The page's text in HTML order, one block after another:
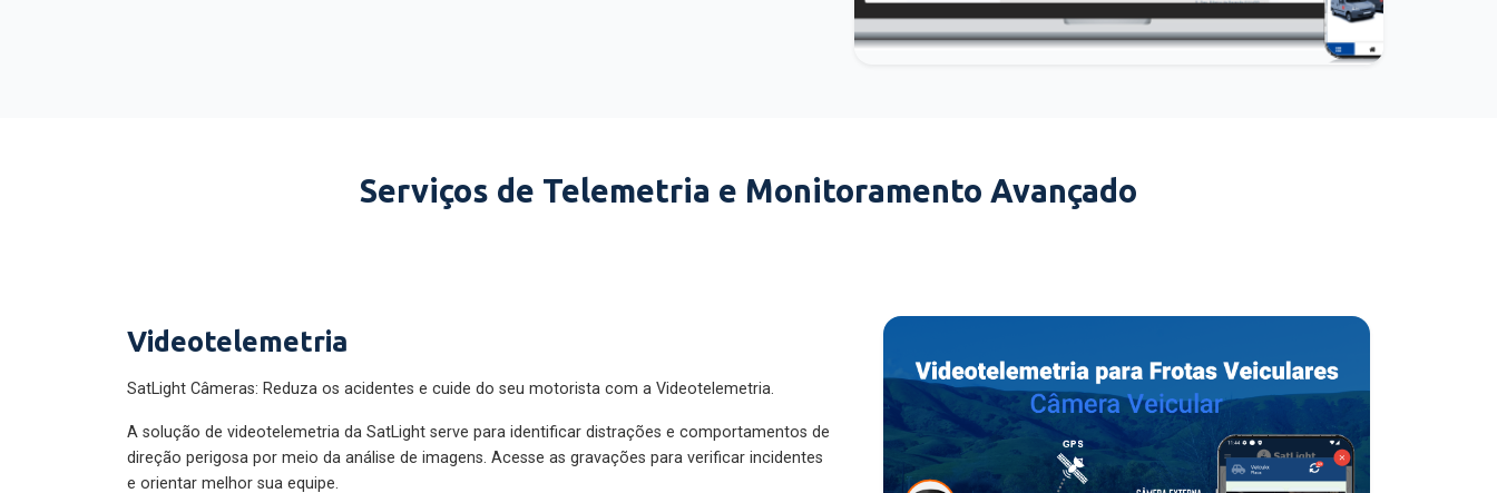
Serviços de Telemetria e Monitoramento Avançado
Videotelemetria
SatLight Câmeras: Reduza os acidentes e cuide do seu motorista com a Videotelemetria.
A solução de videotelemetria da SatLight serve para identificar distrações e comportamentos de
direção perigosa por meio da análise de imagens. Acesse as gravações para verificar incidentes
e orientar melhor sua equipe.